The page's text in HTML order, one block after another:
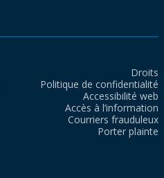
Droits
Politique de confidentialité
Accessibilité web
Accès à l’information
Courriers frauduleux
Porter plainte